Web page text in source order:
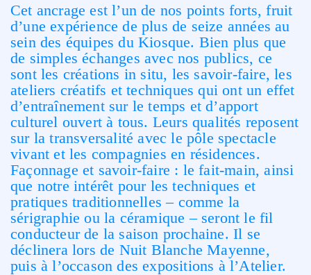
Cet ancrage est l’un de nos points forts, fruit
d’une expérience de plus de seize années au
sein des équipes du Kiosque. Bien plus que
de simples échanges avec nos publics, ce
sont les créations in situ, les savoir-faire, les
ateliers créatifs et techniques qui ont un effet
d’entraînement sur le temps et d’apport
culturel ouvert à tous. Leurs qualités reposent
sur la transversalité avec le pôle spectacle
vivant et les compagnies en résidences.
Façonnage et savoir-faire : le fait-main, ainsi
que notre intérêt pour les techniques et
pratiques traditionnelles – comme la
sérigraphie ou la céramique – seront le fil
conducteur de la saison prochaine. Il se
déclinera lors de Nuit Blanche Mayenne,
puis à l’occason des expositions à l’Atelier.